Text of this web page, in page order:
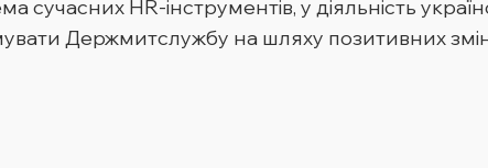
HR-інструментів, у діяльність
Держмитслужбу на шляху позитивних